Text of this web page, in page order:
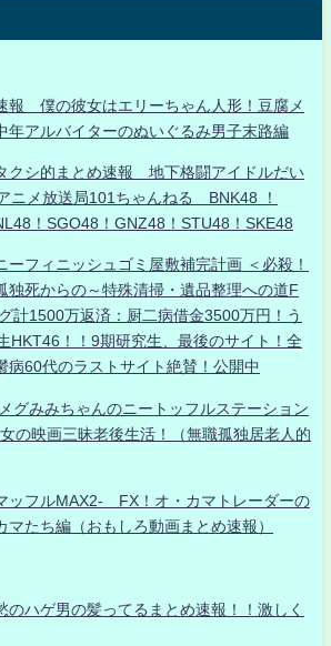
報 僕の彼女はエリーちゃん人形！豆腐メ
年アルバイターのぬいぐるみ男子末路編
クシ的まとめ速報 地下格闘アイドルだい
メ放送局101ちゃんねる BNK48 ！
！SGO48！GNZ48！STU48！SKE48
ーフィニッシュゴミ屋敷補完計画 ＜必殺！
独死からの～特殊清掃・遺品整理への道F
計1500万返済：厨二病借金3500万円！う
HKT46！！9期研究生、最後のサイト！全
病60代のラストサイト絶賛！公開中
グみみちゃんのニートッフルステーション
の映画三昧老後生活！（無職孤独居老人的
ッフルMAX2- FX！オ・カマトレーダーの
たち編（おもしろ動画まとめ速報）
のハゲ男の髪ってるまとめ速報！！激しく